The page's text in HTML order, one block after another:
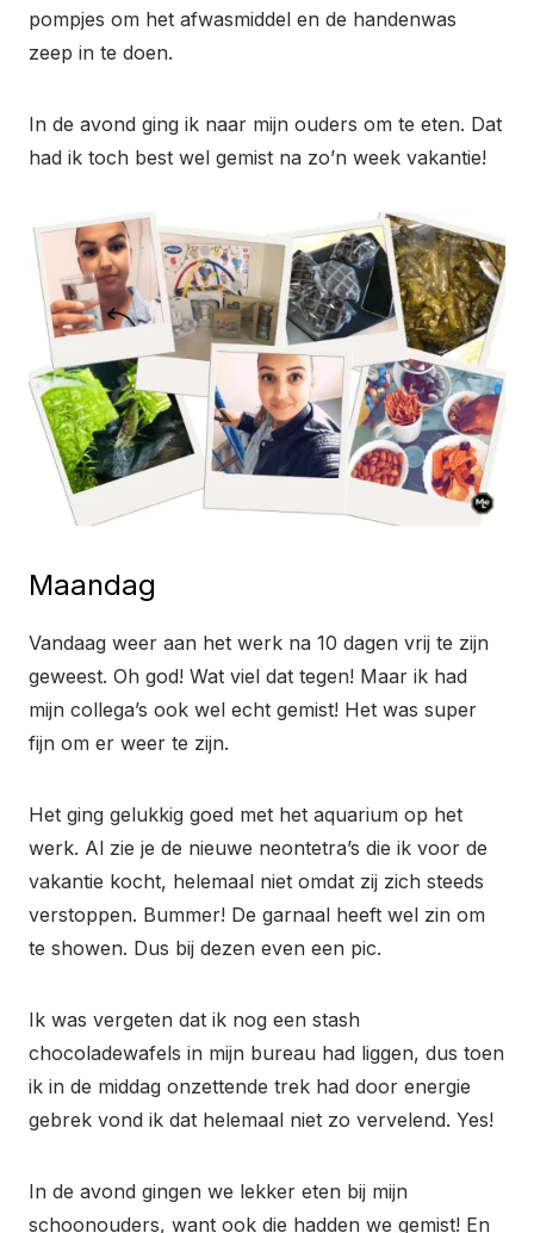
pompjes om het afwasmiddel en de handenwas
zeep in te doen.
In de avond ging ik naar mijn ouders om te eten. Dat
had ik toch best wel gemist na zo’n week vakantie!
Maandag
Vandaag weer aan het werk na 10 dagen vrij te zijn
geweest. Oh god! Wat viel dat tegen! Maar ik had
mijn collega’s ook wel echt gemist! Het was super
fijn om er weer te zijn.
Het ging gelukkig goed met het aquarium op het
werk. Al zie je de nieuwe neontetra’s die ik voor de
vakantie kocht, helemaal niet omdat zij zich steeds
verstoppen. Bummer! De garnaal heeft wel zin om
te showen. Dus bij dezen even een pic.
Ik was vergeten dat ik nog een stash
chocoladewafels in mijn bureau had liggen, dus toen
ik in de middag onzettende trek had door energie
gebrek vond ik dat helemaal niet zo vervelend. Yes!
In de avond gingen we lekker eten bij mijn
schoonouders, want ook die hadden we gemist! En